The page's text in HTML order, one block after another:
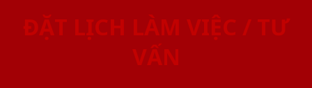
ĐẶT LỊCH LÀM VIỆC / TƯ
VẤN